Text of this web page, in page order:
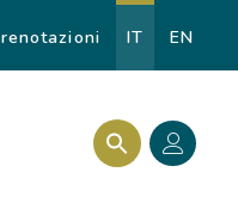
IT EN
Search for:
Search